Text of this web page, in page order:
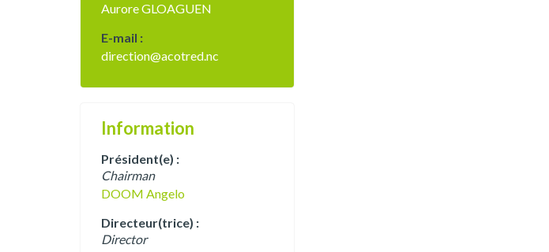
Aurore GLOAGUEN
E-mail :
direction@acotred.nc
Information
Président(e) :
Chairman
DOOM Angelo
Directeur(trice) :
Director